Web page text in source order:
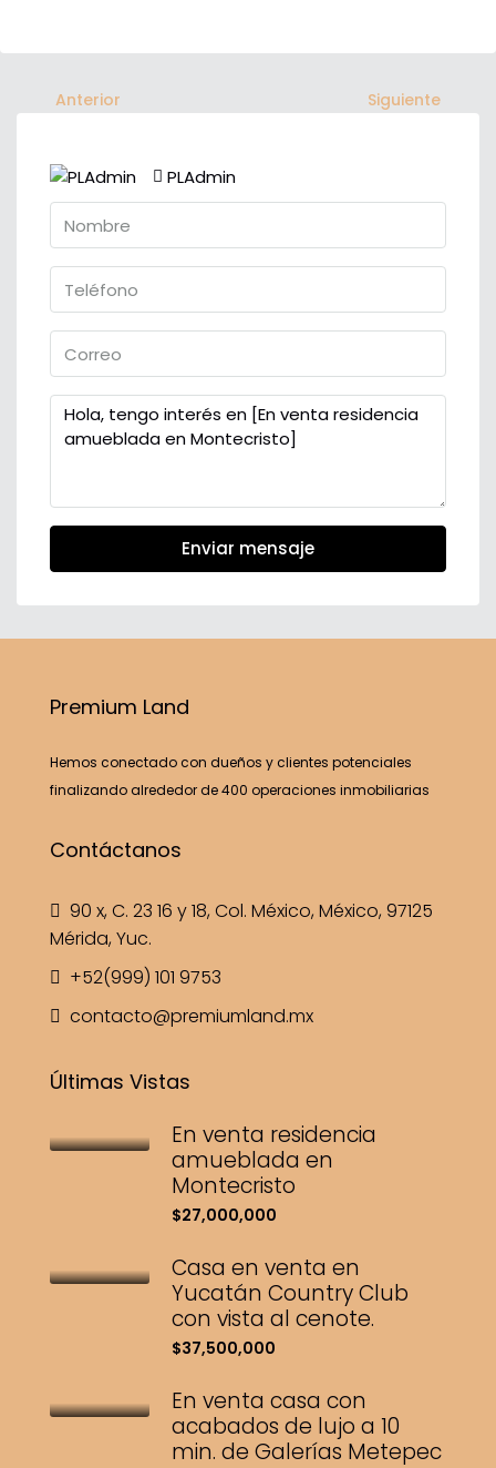
Anterior Siguiente
PLAdmin
Enviar mensaje
Premium Land
Hemos conectado con dueños y clientes potenciales
finalizando alrededor de 400 operaciones inmobiliarias
Contáctanos
90 x, C. 23 16 y 18, Col. México, México, 97125
Mérida, Yuc.
+52(999) 101 9753
contacto@premiumland.mx
Últimas Vistas
En venta residencia
amueblada en
Montecristo
$27,000,000
Casa en venta en
Yucatán Country Club
con vista al cenote.
$37,500,000
En venta casa con
acabados de lujo a 10
min. de Galerías Metepec